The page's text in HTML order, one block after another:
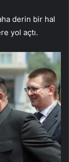
derin bir hal
yol açtı.